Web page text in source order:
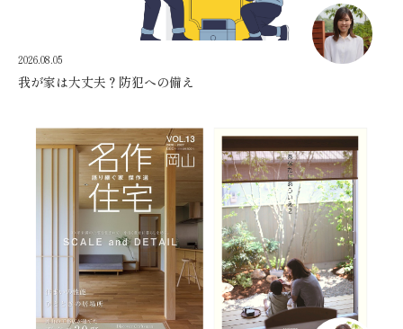
2026.08.05
我が家は大丈夫？防犯への備え